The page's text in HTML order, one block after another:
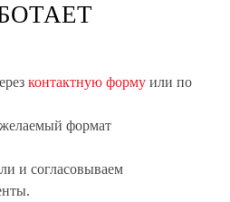
контактную форму или по
желаемый формат
и согласовываем